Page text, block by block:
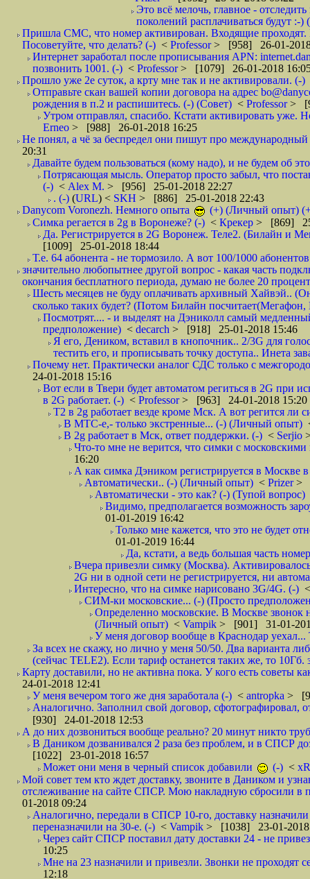
Это всё мелочь, главное -
поколений расплачиваться будут :-)
Пришла СМС, что номер активирован. Входящие проходят.
Посоветуйте, что делать? (-) < Professor> [958] 26-01-
Интернет заработал после прописывания APN:
позвонить 1001. (-) < Professor> [1079] 26-01-2018
Прошло уже 2е суток, а крту мне так и не активировали. (-)
Отправьте скан вашей копии договора на адрес
рождения в п.2 и распишитесь. (-) (Совет) < Professor>
Утром отправлял, спасибо. Кстати активировать уже.
Erneo > [988] 26-01-2018 16:25
Не понял, а чё за беспредел они пишут про
20:31
Давайте будем пользоваться (кому надо), и не будем об
Потрясающая мысль. Оператор просто забыл, что
(-) < Alex M. > [956] 25-01-2018 22:27
. (-) (URL) < SKH > [886] 25-01-2018 22:43
Danycom Voronezh. Немного опыта
(+) (Личный опыт)
Симка регается в 2g в Воронеже? (-) < Крекер > [869]
Да. Регистрируется в 2G Воронеж. Теле2. (Билайн и
[1009] 25-01-2018 18:44
Т.е. 64 абонента - не тормозило. А вот 100/1000
значительно любопытнее другой вопрос - какая часть
окончания бесплатного периода, думаю не более 20
Шесть месяцев не буду оплачивать архивный Хайвэй..
сколько таких будет? (Потом Билайн
Посмотрят.... - и выделят на Дэниколл самый
предположение) < decarch > [918] 25-01-2018 15:46
Я его, Деником, вставил в кнопочник.. 2/3G для
тестить его, и прописывать точку доступа.. Инета
Почему нет. Практически аналог СДС только с
24-01-2018 15:16
Вот если в Твери будет автоматом региться в 2G при
в 2G работает. (-) < Professor> [963] 24-01-2018 15:20
T2 в 2g работает везде кроме Мск. А вот регится
В МТС-е,- только экстренные... (-) (Личный опыт)
В 2g работает в Мск, ответ поддержки. (-) < Serjio
Что-то мне не верится, что симки с
16:20
А как симка Дэником регистрируется в Москве
Автоматически.. (-) (Личный опыт) < Prizer>
Автоматически - это как? (-) (Тупой вопрос)
Видимо, предполагается возможность
01-01-2019 16:42
Только мне кажется, что это не будет
01-01-2019 16:44
Да, кстати, а ведь большая часть
Вчера привезли симку (Москва).
2G ни в одной сети не регистрируется, ни
Интересно, что на симке нарисовано 3G/4G. (-)
СИМ-ки московские... (-) (Просто
Определенно московские. В Москве звонок
(Личный опыт) < Vampik > [901] 31-01-
У меня договор вообще в Краснодар
За всех не скажу, но лично у меня 50/50. Два варианта
(сейчас TELE2). Если тариф останется таких же, то
Карту доставили, но не активна пока. У кого есть советы
24-01-2018 12:41
У меня вечером того же дня заработала (-) < antropka >
Аналогично. Заполнил свой договор,
[930] 24-01-2018 12:53
А до них дозвониться вообще реально? 20 минут никто
В Даником дозванивался 2 раза без проблем, и в СПСР
[1022] 23-01-2018 16:57
Может они меня в черный список добавили
(-) <
Мой совет тем кто ждет доставку, звоните в Даником и
отслеживание на сайте СПСР. Мою накладную сбросили
01-2018 09:24
Аналогично, передали в СПСР 10-го, доставку
переназначили на 30-е. (-) < Vampik > [1038] 23-01-2018
Через сайт СПСР поставил дату доставки 24 - не
10:25
Мне на 23 назначили и привезли. Звонки не
12:18